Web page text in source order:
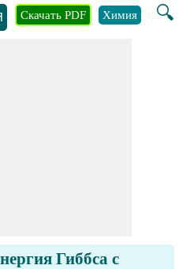
🔍
Скачать PDF Химия
Гиббса с